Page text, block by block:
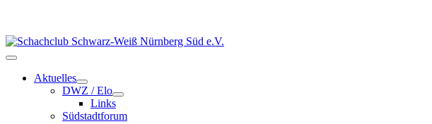
Aktuelles
DWZ / Elo
Links
Südstadtforum